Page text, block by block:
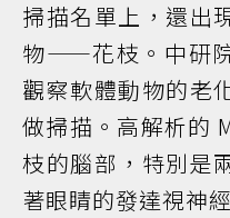
掃描名單上，還出
物——花枝。中研
觀察軟體動物的老
做掃描。高解析的
枝的腦部，特別是
著眼睛的發達視神